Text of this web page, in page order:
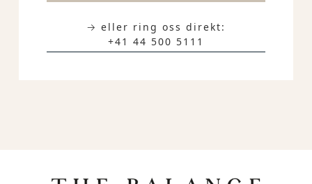
→ eller ring oss direkt:
+41 44 500 5111